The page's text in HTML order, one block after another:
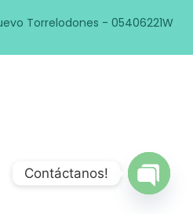
Torrelodones - 05406221W
Contáctanos!